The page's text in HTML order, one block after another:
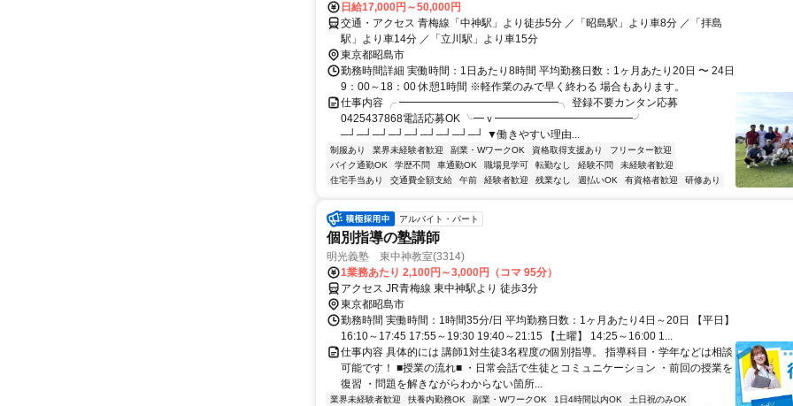
日給17,000円～50,000円
交通・アクセス 青梅線「中神駅」より徒歩5分 ／「昭島駅」より車8分 ／「拝島
駅」より車14分 ／「立川駅」より車15分
東京都昭島市
勤務時間詳細 実働時間：1日あたり8時間 平均勤務日数：1ヶ月あたり20日 〜 24日
9：00～18：00 休憩1時間 ※軽作業のみで早く終わる 場合もあります。
仕事内容 ╭ ━━━━━━━━━━━━━━━╮ 登録不要カンタン応募
0425437868電話応募OK ╰━ｖ━━━━━━━━━━━━━╯
─┘─┘─┘─┘─┘─┘─┘─┘─┘ ▼働きやすい理由...
制服あり 業界未経験者歓迎 副業・WワークOK 資格取得支援あり
フリーター歓迎
バイク通勤OK
学歴不問 車通勤OK 職場見学可 転勤なし 経験不問
未経験者歓迎
住宅手当あり
交通費全額支給 午前 経験者歓迎 残業なし 週払いOK 有資格者歓迎 研修あり
アルバイト・パート
個別指導の塾講師
明光義塾 東中神教室(3314)
1業務あたり 2,100円～3,000円（コマ 95分）
アクセス JR青梅線 東中神駅より 徒歩3分
東京都昭島市
勤務時間 実働時間：1時間35分/日 平均勤務日数：1ヶ月あたり4日～20日 【平日】
16:10～17:45 17:55～19:30 19:40～21:15 【土曜】 14:25～16:00 1...
仕事内容 具体的には 講師1対生徒3名程度の個別指導。 指導科目・学年などは相談
可能です！ ■授業の流れ■ ・日常会話で生徒とコミュニケーション ・前回の授業を
復習 ・問題を解きながらわからない箇所...
業界未経験者歓迎 扶養内勤務OK 副業・WワークOK 1日4時間以内OK
土日祝のみOK